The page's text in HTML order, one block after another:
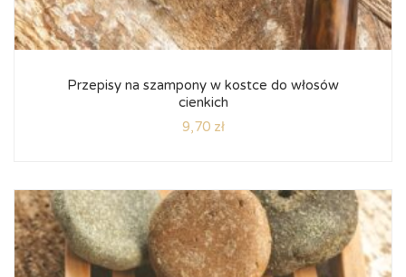
Przepisy na szampony w kostce do włosów
cienkich
9,70 zł